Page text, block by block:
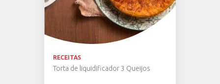
RECEITAS
Torta de liquidificador 3 Queijos